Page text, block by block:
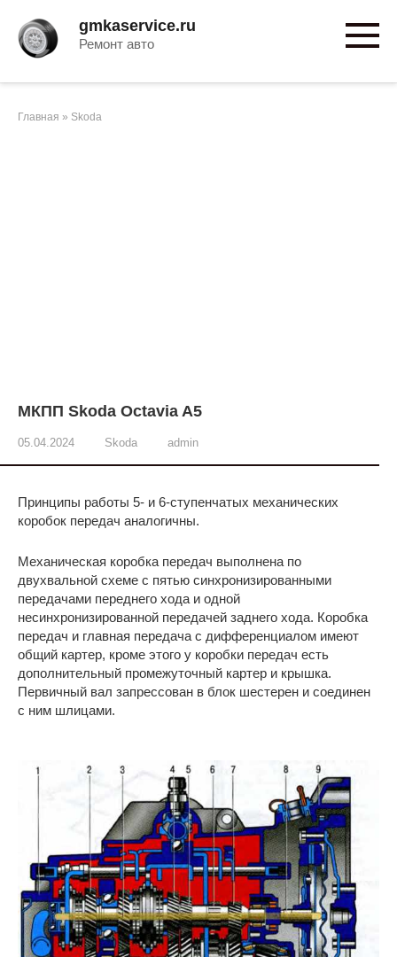
контенту
gmkaservice.ru
Ремонт авто
Главная » Skoda
МКПП Skoda Octavia A5
05.04.2024 Skoda admin
Принципы работы 5- и 6-ступенчатых механических
коробок передач аналогичны.
Механическая коробка передач выполнена по
двухвальной схеме с пятью синхронизированными
передачами переднего хода и одной
несинхронизированной передачей заднего хода. Коробка
передач и главная передача с дифференциалом имеют
общий картер, кроме этого у коробки передач есть
дополнительный промежуточный картер и крышка.
Первичный вал запрессован в блок шестерен и соединен
с ним шлицами.